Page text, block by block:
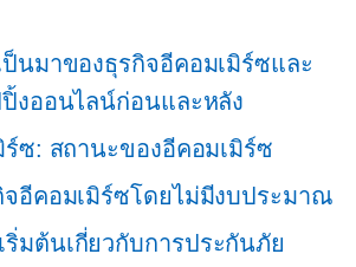
ป็นมาของธุรกิจอีคอมเมิร์ซและ
งออนไลน์ก่อนและหลัง
ร์ซ: สถานะของอีคอมเมิร์ซ
จอีคอมเมิร์ซโดยไม่มีงบประมาณ
ริ่มต้นเกี่ยวกับการประกันภัย